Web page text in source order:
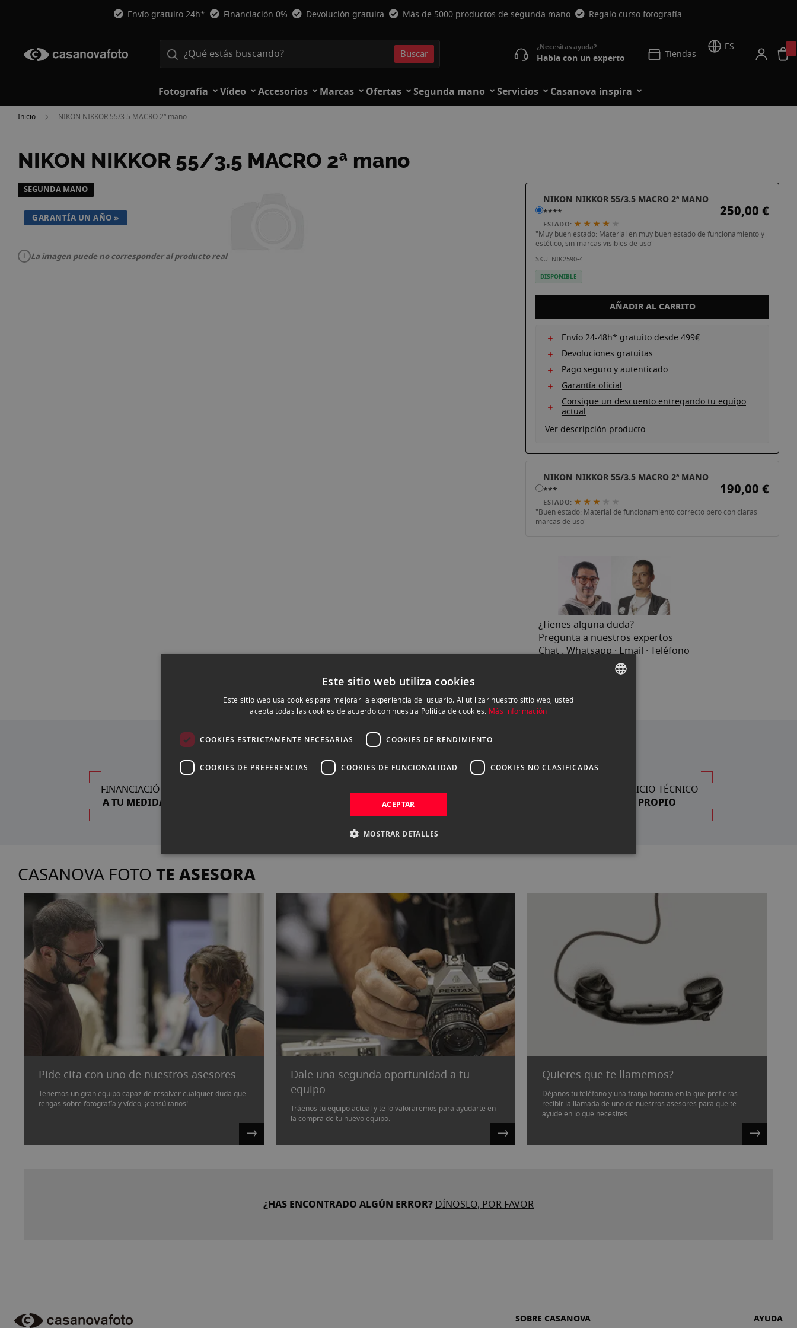
Envío gratuito 24h* Financiación 0% Devolución gratuita Más de 5000 productos de segunda mano Regalo curso fotografía
Buscar Habla con un experto Tiendas
ES
Fotografía Vídeo Accesorios Marcas Ofertas Segunda mano Servicios Casanova inspira
Inicio NIKON NIKKOR 55/3.5 MACRO 2ª mano
NIKON NIKKOR 55/3.5 MACRO 2ª mano
Saltar
al
final
de
galería
de
SEGUNDA MANO
GARANTÍA UN AÑO
La imagen puede no corresponder al producto real
NIKON NIKKOR 55/3.5 MACRO 2ª MANO
****
ESTADO: ★ ★ ★ ★ ★
250,00 €
"Muy buen estado: Material en muy buen estado de funcionamiento y
estético, sin marcas visibles de uso"
SKU: NIK2590-4
DISPONIBLE
AÑADIR AL CARRITO
Envío 24-48h* gratuito desde 499€
Devoluciones gratuitas
Pago seguro y autenticado
Garantía oficial
Consigue un descuento entregando tu equipo
actual
Ver descripción producto
NIKON NIKKOR 55/3.5 MACRO 2ª MANO
***
ESTADO: ★ ★ ★ ★ ★
190,00 €
"Buen estado: Material de funcionamiento correcto pero con claras
marcas de uso"
¿Tienes alguna duda?
Pregunta a nuestros expertos
Chat.Whatsapp·Email·Teléfono
NUESTRAS VENTAJAS
FINANCIACIÓN
A TU MEDIDA
ASESORAMIENTO
PERSONALIZADO
SERVICIO TÉCNICO
PROPIO
CASANOVA FOTO TE ASESORA
Pide cita con uno de nuestros asesores
Tenemos un gran equipo capaz de resolver cualquier duda que
tengas sobre fotografía y vídeo, ¡consúltanos!.
Dale una segunda oportunidad a tu
equipo
Tráenos tu equipo actual y te lo valoraremos para ayudarte en
la compra de tu nuevo equipo.
Quieres que te llamemos?
Déjanos tu teléfono y una franja horaria en la que prefieras
recibir la llamada de uno de nuestros asesores para que te
ayude en lo que necesites.
¿HAS ENCONTRADO ALGÚN ERROR?DÍNOSLO, POR FAVOR
SOBRE CASANOVA AYUDA
Este sitio web utiliza cookies
Este sitio web usa cookies para mejorar la experiencia del usuario. Al utilizar nuestro sitio web, usted
acepta todas las cookies de acuerdo con nuestra Política de cookies. Más información
COOKIES ESTRICTAMENTE NECESARIAS COOKIES DE RENDIMIENTO
COOKIES DE PREFERENCIAS COOKIES DE FUNCIONALIDAD COOKIES NO CLASIFICADAS
ACEPTAR
MOSTRAR DETALLES